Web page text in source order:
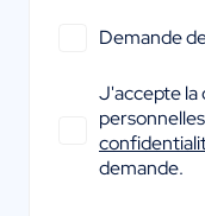
Demande
J'accepte la
demande.